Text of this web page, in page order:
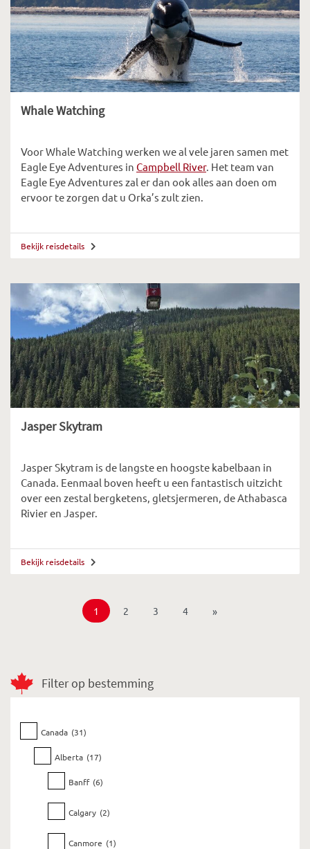
Filter op bestemming
Canada (31)
Alberta (17)
Banff (6)
Calgary (2)
Canmore (1)
Whale Watching
Voor Whale Watching werken we al vele jaren samen met
Eagle Eye Adventures in Campbell River. Het team van
Eagle Eye Adventures zal er dan ook alles aan doen om
ervoor te zorgen dat u Orka’s zult zien.
Bekijk reisdetails
Jasper Skytram
Jasper Skytram is de langste en hoogste kabelbaan in
Canada. Eenmaal boven heeft u een fantastisch uitzicht
over een zestal bergketens, gletsjermeren, de Athabasca
Rivier en Jasper.
Bekijk reisdetails
1 2 3 4 »